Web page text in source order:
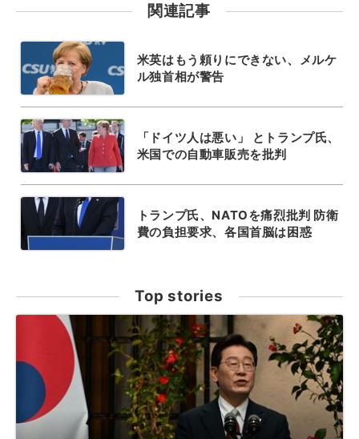
関連記事
米英はもう頼りにできない、メルケ
ル独首相が警告
「ドイツ人は悪い」 とトランプ氏、
米国での自動車販売を批判
トランプ氏、NATOを痛烈批判 防衛
費の負担要求、各国首脳は困惑
Top stories